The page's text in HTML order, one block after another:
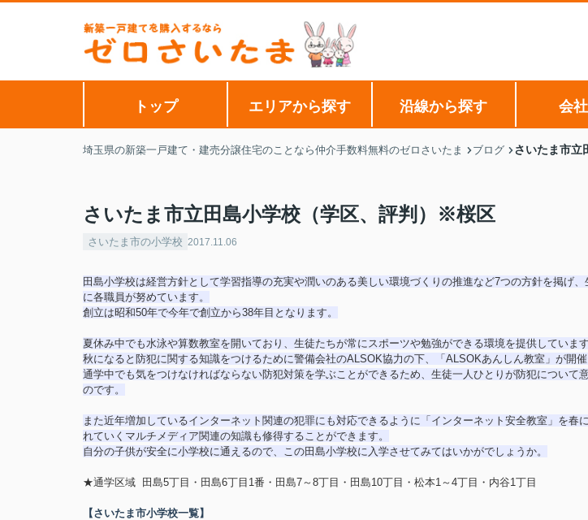
トップ エリアから探す 沿線から探す 会
埼玉県の新築一戸建て・建売分譲住宅のことなら仲介手数料無料のゼロさいたま ブログ さいたま市立
さいたま市立田島小学校（学区、評判）※桜区
さいたま市の小学校 2017.11.06
田島小学校は経営方針として学習指導の充実や潤いのある美しい環境づくりの推進など7つの方針を掲げ
に各職員が努めています。
創立は昭和50年で今年で創立から38年目となります。
夏休み中でも水泳や算数教室を開いており、生徒たちが常にスポーツや勉強ができる環境を提供しています
秋になると防犯に関する知識をつけるために警備会社のALSOK協力の下、「ALSOKあんしん教室」が開催
通学中でも気をつけなければならない防犯対策を学ぶことができるため、生徒一人ひとりが防犯について
のです。
また近年増加しているインターネット関連の犯罪にも対応できるように「インターネット安全教室」を春
れていくマルチメディア関連の知識も修得することができます。
自分の子供が安全に小学校に通えるので、この田島小学校に入学させてみてはいかがでしょうか。
★通学区域 田島5丁目・田島6丁目1番・田島7～8丁目・田島10丁目・松本1～4丁目・内谷1丁目
【さいたま市小学校一覧】